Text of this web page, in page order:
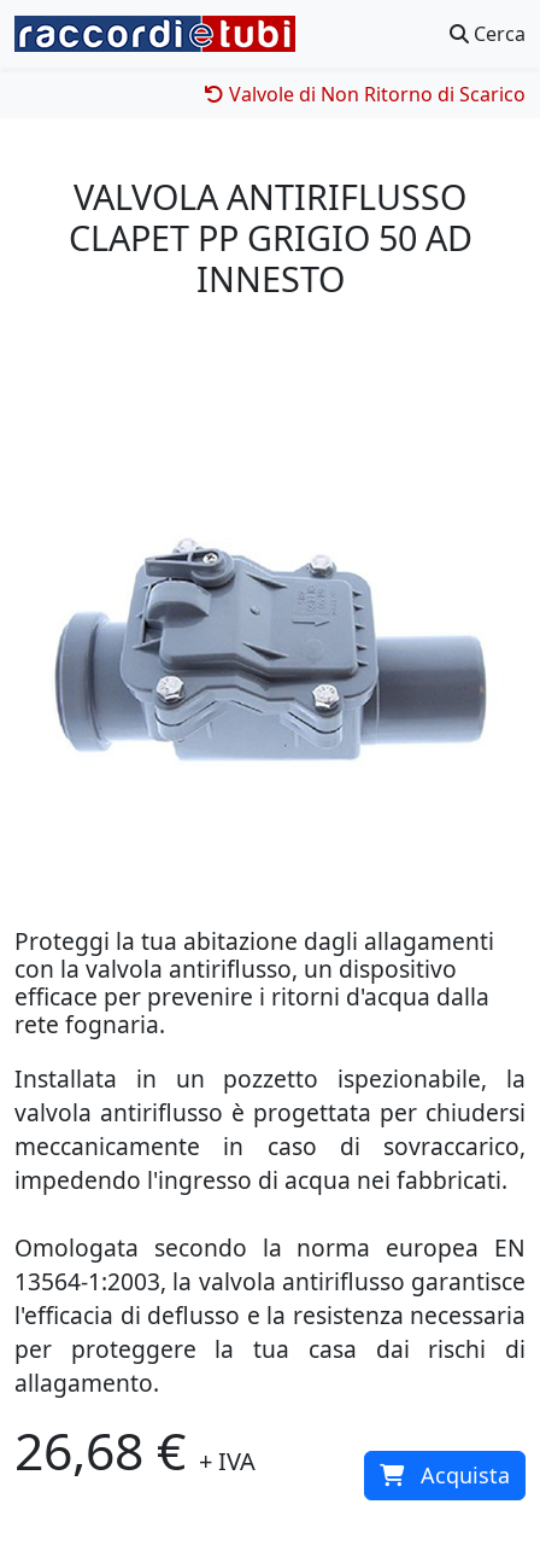
Cerca
Valvole di Non Ritorno di Scarico
VALVOLA ANTIRIFLUSSO
CLAPET PP GRIGIO 50 AD
INNESTO
Proteggi la tua abitazione dagli allagamenti
con la valvola antiriflusso, un dispositivo
efficace per prevenire i ritorni d'acqua dalla
rete fognaria.
Installata in un pozzetto ispezionabile, la
valvola antiriflusso è progettata per chiudersi
meccanicamente in caso di sovraccarico,
impedendo l'ingresso di acqua nei fabbricati.
Omologata secondo la norma europea EN
13564-1:2003, la valvola antiriflusso garantisce
l'efficacia di deflusso e la resistenza necessaria
per proteggere la tua casa dai rischi di
allagamento.
26,68 € + IVA Acquista